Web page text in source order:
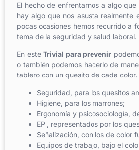
El hecho de enfrentarnos a algo
hay algo que nos asusta realmente
pocas ocasiones hemos recurrido a
tema de la seguridad y salud laboral.
En esteTrivial para prevenir
o también podemos hacerlo de
tablero con un quesito de cada
Seguridad, para los quesitos
Higiene, para los marrones;
Ergonomía y psicosociología,
EPI, representados por los
Señalización, con los de color
Equipos de trabajo, bajo el